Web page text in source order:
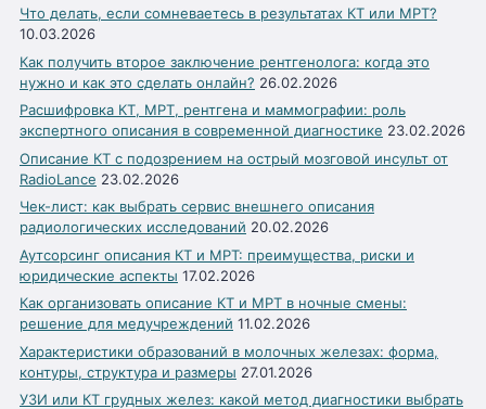
Что делать, если сомневаетесь в результатах КТ или МРТ?
10.03.2026
Как получить второе заключение рентгенолога: когда это
нужно и как это сделать онлайн? 26.02.2026
Расшифровка КТ, МРТ, рентгена и маммографии: роль
экспертного описания в современной диагностике 23.02.2026
Описание КТ с подозрением на острый мозговой инсульт от
RadioLance 23.02.2026
Чек-лист: как выбрать сервис внешнего описания
радиологических исследований 20.02.2026
Аутсорсинг описания КТ и МРТ: преимущества, риски и
юридические аспекты 17.02.2026
Как организовать описание КТ и МРТ в ночные смены:
решение для медучреждений 11.02.2026
Характеристики образований в молочных железах: форма,
контуры, структура и размеры 27.01.2026
УЗИ или КТ грудных желез: какой метод диагностики выбрать